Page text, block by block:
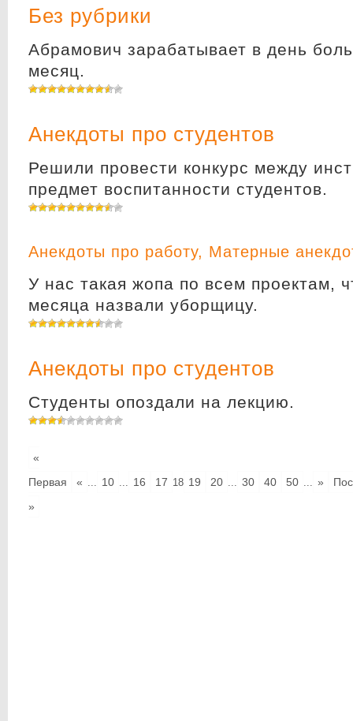
Без рубрики
Абрамович зарабатывает в день
месяц.
Анекдоты про студентов
Решили провести конкурс между
предмет воспитанности студентов.
Анекдоты про работу, Матерные
У нас такая жопа по всем проектам,
месяца назвали уборщицу.
Анекдоты про студентов
Студенты опоздали на лекцию.
«
Первая
« 10 16 17 18 19 20 30 40 50 »
»